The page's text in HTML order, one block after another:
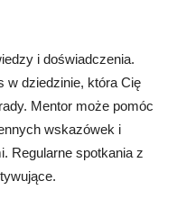
i doświadczenia.
w dziedzinie, która Cię
Mentor może pomóc
wskazówek i
Regularne spotkania z